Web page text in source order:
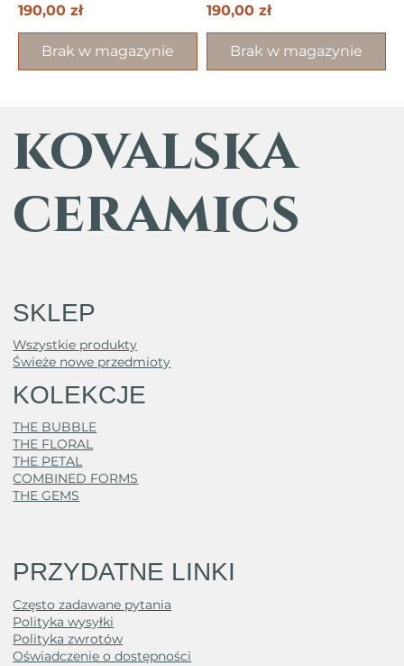
Cena
190,00 zł
Brak w magazynie
Cena
190,00 zł
Brak w magazynie
kovalska
ceramics
SKLEP
Wszystkie produkty
Świeże nowe przedmioty
KOLEKCJE
THE BUBBLE
THE FLORAL
THE PETAL
COMBINED FORMS
THE GEMS
PRZYDATNE LINKI
Często zadawane pytania
Polityka wysyłki
Polityka zwrotów
Oświadczenie o dostępności